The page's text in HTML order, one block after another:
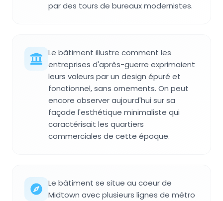
par des tours de bureaux modernistes.
Le bâtiment illustre comment les
entreprises d'après-guerre exprimaient
leurs valeurs par un design épuré et
fonctionnel, sans ornements. On peut
encore observer aujourd'hui sur sa
façade l'esthétique minimaliste qui
caractérisait les quartiers
commerciales de cette époque.
Le bâtiment se situe au coeur de
Midtown avec plusieurs lignes de métro